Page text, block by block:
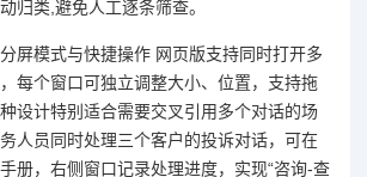
归类,避免人工逐条筛查。
屏模式与快捷操作 网页版支持同时打开多
每个窗口可独立调整大小、位置，支持拖
设计特别适合需要交叉引用多个对话的场
人员同时处理三个客户的投诉对话，可在
册，右侧窗口记录处理进度，实现“咨询-查